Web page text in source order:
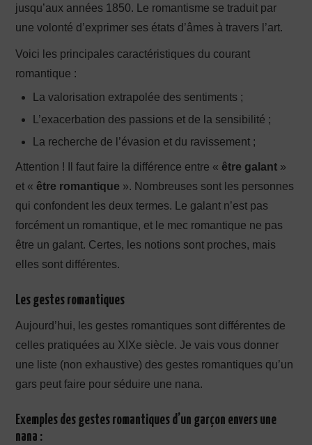
jusqu’aux années 1850. Le romantisme se traduit par
une volonté d’exprimer ses états d’âmes à travers l’art.
Voici les principales caractéristiques du courant
romantique :
La valorisation extrapolée des sentiments ;
L’exacerbation des passions et de la sensibilité ;
La recherche de l’évasion et du ravissement ;
Attention ! Il faut faire la différence entre « être galant »
et « être romantique ». Nombreuses sont les personnes
qui confondent les deux termes. Le galant n’est pas
forcément un romantique, et le mec romantique ne pas
être un galant. Certes, les notions sont proches, mais
elles sont différentes.
Les gestes romantiques
Aujourd’hui, les gestes romantiques sont différentes de
celles pratiquées au XIXe siècle. Je vais vous donner
une liste (non exhaustive) des gestes romantiques qu’un
gars peut faire pour séduire une nana.
Exemples des gestes romantiques d’un garçon envers une
nana :